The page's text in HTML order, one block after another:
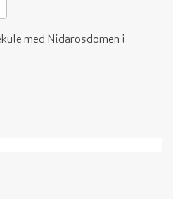
med Nidarosdomen i